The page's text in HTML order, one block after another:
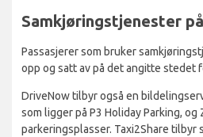
Samkjøringstjenester
Passasjerer som bruker
opp og satt av på det angitte stedet
DriveNow tilbyr også en
som ligger på P3 Holiday Parking, og
parkeringsplasser. Taxi2Share tilbyr